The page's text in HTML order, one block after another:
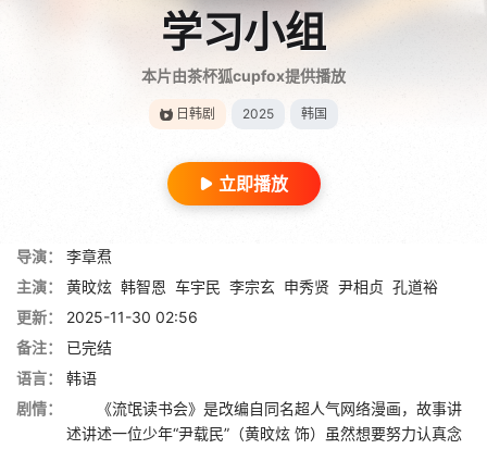
学习小组
本片由茶杯狐cupfox提供播放
日韩剧 2025 韩国
立即播放
导演：
李章焄
主演：
黄旼炫 韩智恩 车宇民 李宗玄 申秀贤 尹相贞 孔道裕
更新：
2025-11-30 02:56
备注：
已完结
语言：
韩语
剧情：
《流氓读书会》是改编自同名超人气网络漫画，故事讲
述讲述一位少年“尹载民”（黄旼炫 饰）虽然想要努力认真念